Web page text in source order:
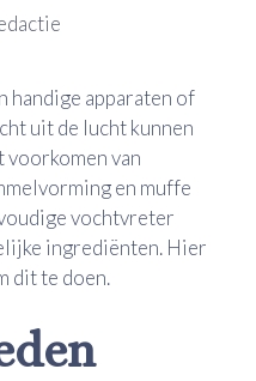
apparaten of
uit de lucht kunnen
voorkomen van
en muffe
vochtvreter
ingrediënten. Hier
dit te doen.